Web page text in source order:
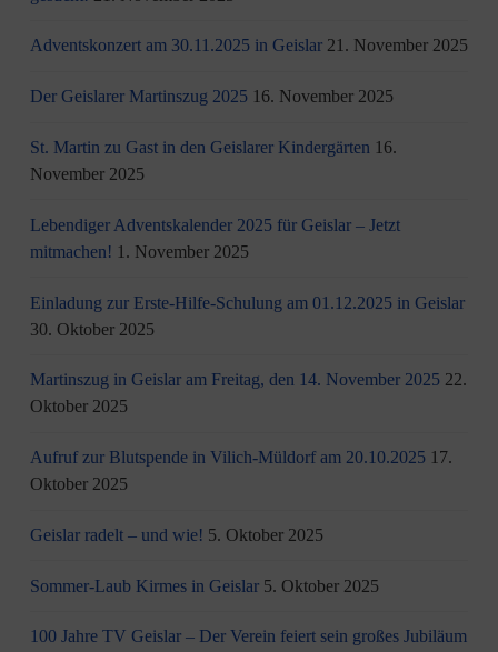
Adventskonzert am 30.11.2025 in Geislar 21. November 2025
Der Geislarer Martinszug 2025 16. November 2025
St. Martin zu Gast in den Geislarer Kindergärten 16.
November 2025
Lebendiger Adventskalender 2025 für Geislar – Jetzt
mitmachen! 1. November 2025
Einladung zur Erste-Hilfe-Schulung am 01.12.2025 in Geislar
30. Oktober 2025
Martinszug in Geislar am Freitag, den 14. November 2025 22.
Oktober 2025
Aufruf zur Blutspende in Vilich-Müldorf am 20.10.2025 17.
Oktober 2025
Geislar radelt – und wie! 5. Oktober 2025
Sommer-Laub Kirmes in Geislar 5. Oktober 2025
100 Jahre TV Geislar – Der Verein feiert sein großes Jubiläum